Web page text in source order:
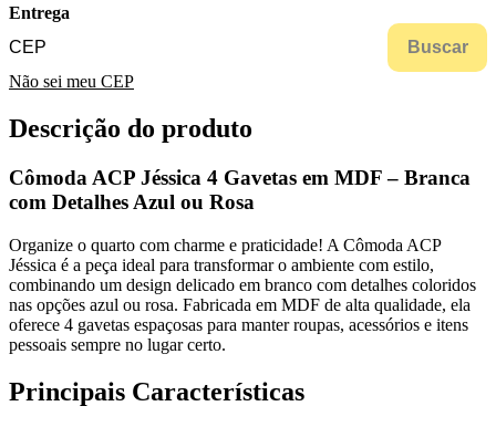
Entrega
Buscar
Não sei meu CEP
Descrição do produto
Cômoda ACP Jéssica 4 Gavetas em MDF – Branca
com Detalhes Azul ou Rosa
Organize o quarto com charme e praticidade! A Cômoda ACP
Jéssica é a peça ideal para transformar o ambiente com estilo,
combinando um design delicado em branco com detalhes coloridos
nas opções azul ou rosa. Fabricada em MDF de alta qualidade, ela
oferece 4 gavetas espaçosas para manter roupas, acessórios e itens
pessoais sempre no lugar certo.
Principais Características